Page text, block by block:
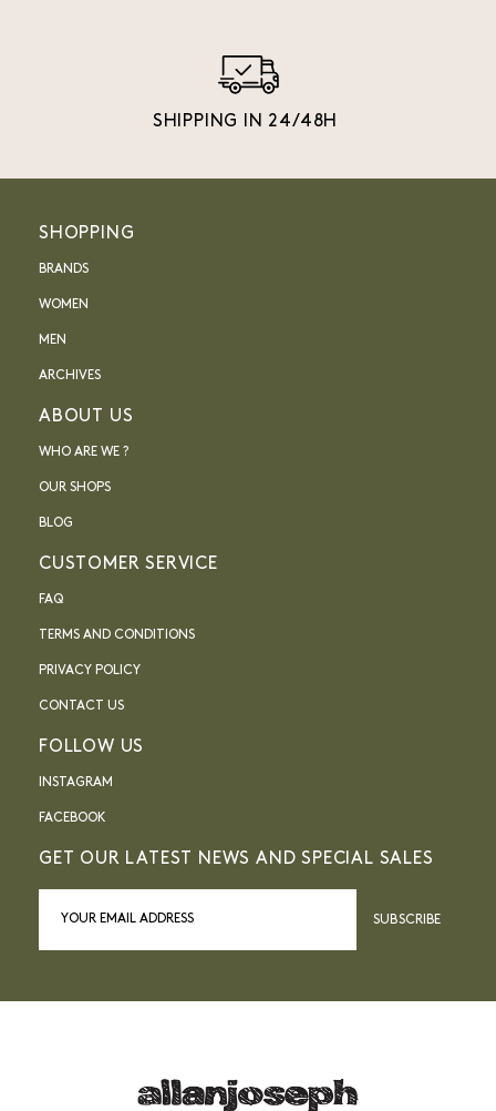
SHIPPING IN 24/48H
SHOPPING
BRANDS
WOMEN
MEN
ARCHIVES
ABOUT US
WHO ARE WE ?
OUR SHOPS
BLOG
CUSTOMER SERVICE
FAQ
TERMS AND CONDITIONS
PRIVACY POLICY
CONTACT US
FOLLOW US
INSTAGRAM
FACEBOOK
GET OUR LATEST NEWS AND SPECIAL SALES
SUBSCRIBE